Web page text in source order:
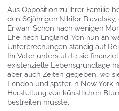
Aus Opposition zu ihrer Familie
den 60jährigen Nikifor
Eriwan. Schon nach wenigen
Ehe nach England. Von nun an
Unterbrechungen ständig auf
Ihr Vater unterstützte sie
existenzielle Lebensgrundlage
aber auch Zeiten gegeben, wo
London und später in New York
Herstellung von künstlichen
bestreiten musste.